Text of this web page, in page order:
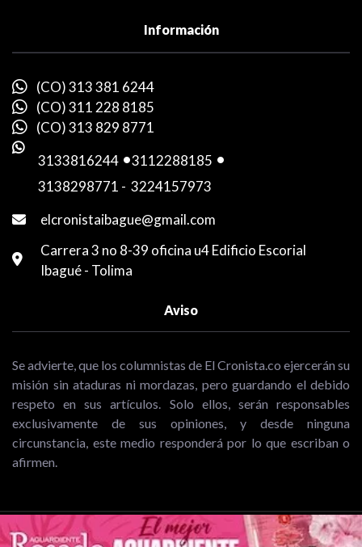
Información
(CO) 313 381 6244
(CO) 311 228 8185
(CO) 313 829 8771
3133816244 -3112288185 -
3138298771 - 3224157973
elcronistaibague@gmail.com
Carrera 3 no 8-39 oficina u4 Edificio Escorial
Ibagué - Tolima
Aviso
Se advierte, que los columnistas de El Cronista.co ejercerán su
misión sin ataduras ni mordazas, pero guardando el debido
respeto en sus artículos. Solo ellos, serán responsables
exclusivamente de sus opiniones, y desde ninguna
circunstancia, este medio responderá por lo que escriban o
afirmen.